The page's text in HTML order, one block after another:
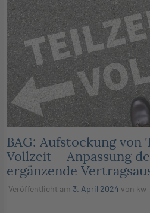
BAG: Aufstockung von
Vollzeit – Anpassung
ergänzende
Veröffentlicht am 3. April 2024 von kw